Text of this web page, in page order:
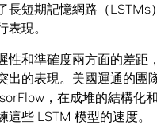
長短期記憶網路（LSTMs
現。
性和準確度兩方面的差距
出的表現。美國運通的團
，在成堆的結構化
些 LSTM 模型的速度。